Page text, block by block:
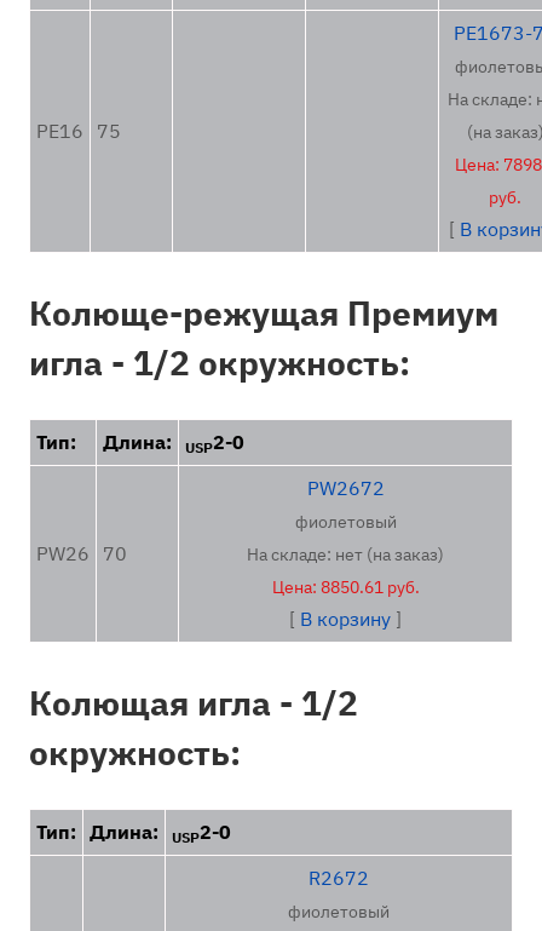
PE16 75
PE1673-
На складе:
(на
Цена:
руб.
[ В
Колюще-режущая Премиум
игла - 1/2 окружность:
Тип: Длина: USP2-0
PW26 70
PW2672
фиолетовый
На складе: нет (на заказ)
Цена: 8850.61 руб.
[ В корзину ]
Колющая игла - 1/2
окружность:
Тип: Длина: USP2-0
R2672
фиолетовый